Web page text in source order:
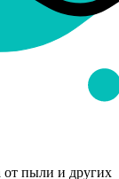
от пыли и других